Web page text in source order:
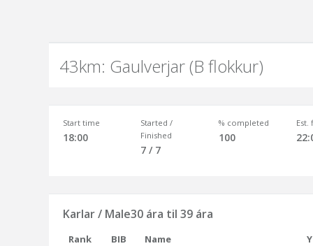
43km: Gaulverjar (B flokkur)
Start time
18:00
Started /
Finished
7 / 7
% completed
100
Est.
Karlar / Male30 ára til 39 ára
Rank BIB Name